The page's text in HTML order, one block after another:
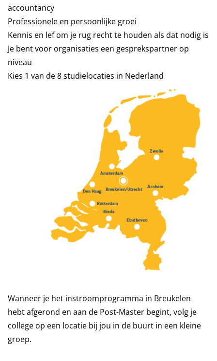
accountancy
Professionele en persoonlijke groei
Kennis en lef om je rug recht te houden als dat nodig is
Je bent voor organisaties een gesprekspartner op
niveau
Kies 1 van de 8 studielocaties in Nederland
Wanneer je het instroomprogramma in Breukelen
hebt afgerond en aan de Post-Master begint, volg je
college op een locatie bij jou in de buurt in een kleine
groep.